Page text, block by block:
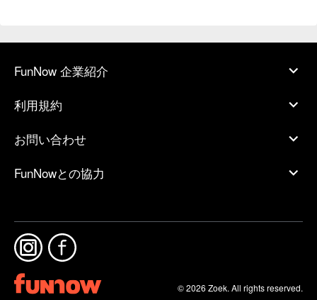
FunNow 企業紹介
利用規約
お問い合わせ
FunNowとの協力
© 2026 Zoek. All rights reserved.